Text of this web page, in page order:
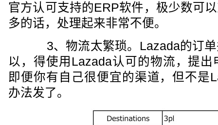
官方认可支持的ERP软件，极少数可
多的话，处理起来非常不便。
3、物流太繁琐。Lazada的订单
以，得使用Lazada认可的物流，提
即便你有自己很便宜的渠道，但不是
办法发了。